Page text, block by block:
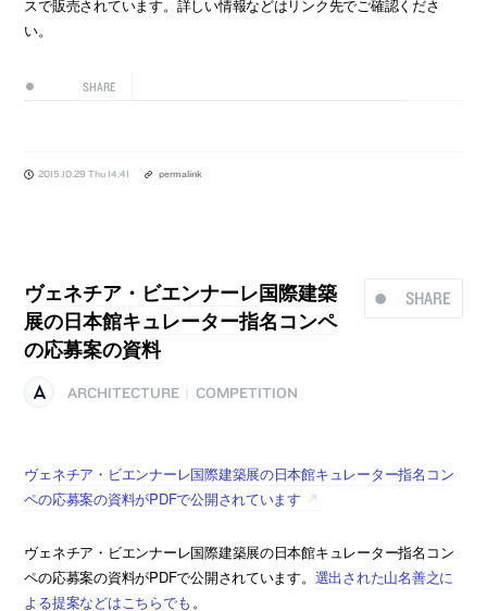
スで販売されています。詳しい情報などはリンク先でご確認くださ
い。
SHARE
2015.10.29 Thu 14:41 permalink
SHARE
ヴェネチア・ビエンナーレ国際建築
展の日本館キュレーター指名コンペ
の応募案の資料
ARCHITECTURE COMPETITION
ヴェネチア・ビエンナーレ国際建築展の日本館キュレーター指名コン
ペの応募案の資料がPDFで公開されています
ヴェネチア・ビエンナーレ国際建築展の日本館キュレーター指名コン
ペの応募案の資料がPDFで公開されています。 選出された山名善之に
よる提案などはこちらでも 。